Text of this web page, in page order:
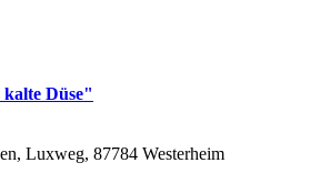
Düse"
Luxweg, 87784 Westerheim